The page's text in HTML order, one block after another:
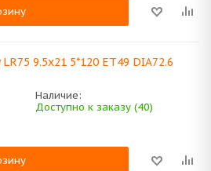
9.5x21 5*120 ET49 DIA72.6
Наличие:
Доступно к заказу (40)